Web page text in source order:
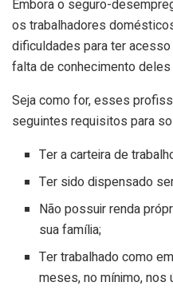
Embora o seguro-
os trabalhadores
dificuldades para ter
falta de conhecimento
Seja como for, esses
seguintes requisitos para
Ter a carteira de
Ter sido dispensado
Não possuir renda
sua família;
Ter trabalhado como
meses, no mínimo,